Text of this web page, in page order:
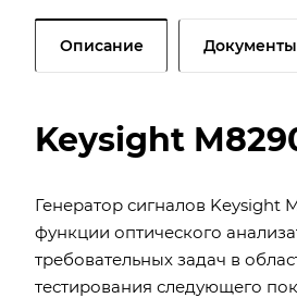
Описание Документы
Keysight
Генератор сигналов Keysight
функции оптического
требовательных задач в
тестирования следующего